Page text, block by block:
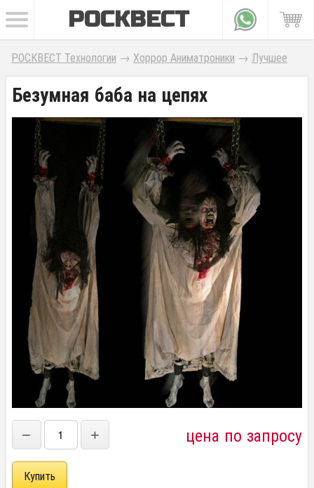
РОСКВЕСТ
РОСКВЕСТ Технологии → Хоррор Аниматроники → Лучшее
Безумная баба на цепях
− + цена по запросу